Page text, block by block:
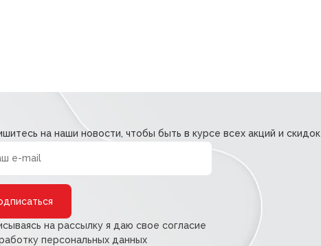
на наши новости, чтобы быть в курсе всех акций и скидок
на рассылку я даю свое согласие
персональных данных